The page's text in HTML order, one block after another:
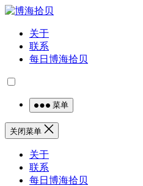
关于
联系
每日博海拾贝
菜单
关闭菜单
关于
联系
每日博海拾贝